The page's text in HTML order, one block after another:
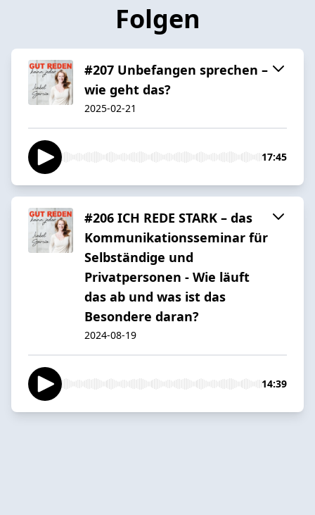
Folgen
#207 Unbefangen sprechen –
wie geht das?
2025-02-21
17:45
#206 ICH REDE STARK – das
Kommunikationsseminar für
Selbständige und
Privatpersonen - Wie läuft
das ab und was ist das
Besondere daran?
2024-08-19
14:39